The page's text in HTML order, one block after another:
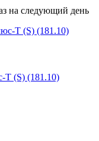
на следующий день
Т (S) (181.10)